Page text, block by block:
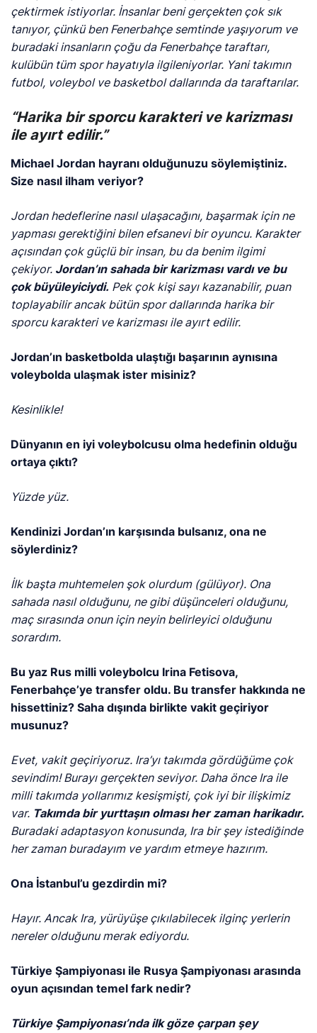
çektirmek istiyorlar. İnsanlar beni gerçekten çok sık
tanıyor, çünkü ben Fenerbahçe semtinde yaşıyorum ve
buradaki insanların çoğu da Fenerbahçe taraftarı,
kulübün tüm spor hayatıyla ilgileniyorlar. Yani takımın
futbol, voleybol ve basketbol dallarında da taraftarılar.
“Harika bir sporcu karakteri ve karizması
ile ayırt edilir.”
Michael Jordan hayranı olduğunuzu söylemiştiniz.
Size nasıl ilham veriyor?
Jordan hedeflerine nasıl ulaşacağını, başarmak için ne
yapması gerektiğini bilen efsanevi bir oyuncu. Karakter
açısından çok güçlü bir insan, bu da benim ilgimi
çekiyor. Jordan’ın sahada bir karizması vardı ve bu
çok büyüleyiciydi. Pek çok kişi sayı kazanabilir, puan
toplayabilir ancak bütün spor dallarında harika bir
sporcu karakteri ve karizması ile ayırt edilir.
Jordan’ın basketbolda ulaştığı başarının aynısına
voleybolda ulaşmak ister misiniz?
Kesinlikle!
Dünyanın en iyi voleybolcusu olma hedefinin olduğu
ortaya çıktı?
Yüzde yüz.
Kendinizi Jordan’ın karşısında bulsanız, ona ne
söylerdiniz?
İlk başta muhtemelen şok olurdum (gülüyor). Ona
sahada nasıl olduğunu, ne gibi düşünceleri olduğunu,
maç sırasında onun için neyin belirleyici olduğunu
sorardım.
Bu yaz Rus milli voleybolcu Irina Fetisova,
Fenerbahçe’ye transfer oldu. Bu transfer hakkında ne
hissettiniz? Saha dışında birlikte vakit geçiriyor
musunuz?
Evet, vakit geçiriyoruz. Ira’yı takımda gördüğüme çok
sevindim! Burayı gerçekten seviyor. Daha önce Ira ile
milli takımda yollarımız kesişmişti, çok iyi bir ilişkimiz
var. Takımda bir yurttaşın olması her zaman harikadır.
Buradaki adaptasyon konusunda, Ira bir şey istediğinde
her zaman buradayım ve yardım etmeye hazırım.​
Ona İstanbul’u gezdirdin mi?
Hayır. Ancak Ira, yürüyüşe çıkılabilecek ilginç yerlerin
nereler olduğunu merak ediyordu.
Türkiye Şampiyonası ile Rusya Şampiyonası arasında
oyun açısından temel fark nedir?
Türkiye Şampiyonası’nda ilk göze çarpan şey